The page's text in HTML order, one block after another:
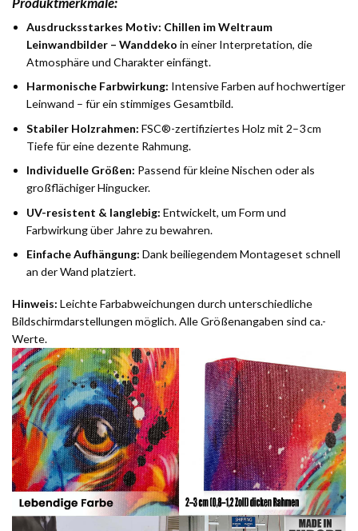
Ausdrucksstarkes Motiv: Chillen im Weltraum
Leinwandbilder – Wanddeko in einer Interpretation, die
Atmosphäre und Charakter einfängt.
Harmonische Farbwirkung: Intensive Farben auf hochwertiger
Leinwand – für ein stimmiges Gesamtbild.
Stabiler Holzrahmen: FSC®-zertifiziertes Holz mit 2–3 cm
Tiefe für eine dezente Rahmung.
Individuelle Größen: Passend für kleine Nischen oder als
großflächiger Hingucker.
UV-resistent & langlebig: Entwickelt, um Form und
Farbwirkung über Jahre zu bewahren.
Einfache Aufhängung: Dank beiliegendem Montageset schnell
an der Wand platziert.
Hinweis: Leichte Farbabweichungen durch unterschiedliche
Bildschirmdarstellungen möglich. Alle Größenangaben sind ca.-
Werte.